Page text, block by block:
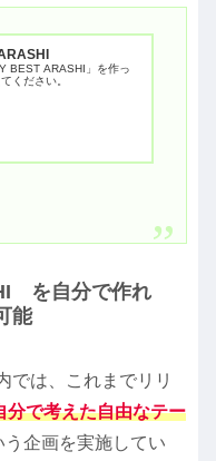
BEST ARASHI」を作っ
ください。
を自分で作れ
能
は、これまでリリ
分で考えた自由なテー
う企画を実施してい